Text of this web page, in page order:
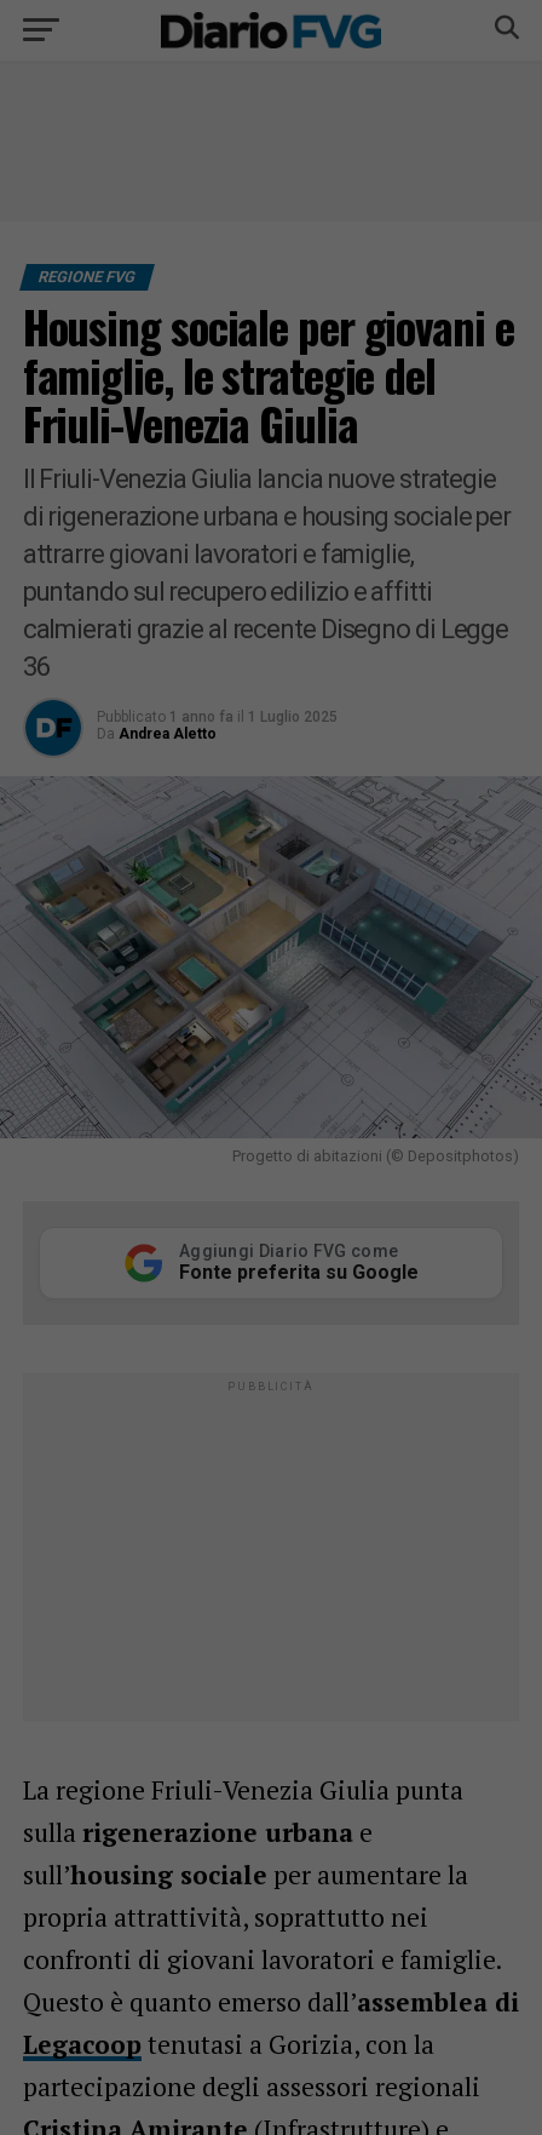
REGIONE FVG
Housing sociale per giovani e
famiglie, le strategie del
Friuli-Venezia Giulia
Il Friuli-Venezia Giulia lancia nuove strategie
di rigenerazione urbana e housing sociale per
attrarre giovani lavoratori e famiglie,
puntando sul recupero edilizio e affitti
calmierati grazie al recente Disegno di Legge
36
Pubblicato 1 anno fa il 1 Luglio 2025
Da Andrea Aletto
Progetto di abitazioni (© Depositphotos)
Aggiungi Diario FVG come
Fonte preferita su Google
La regione Friuli-Venezia Giulia punta
sulla rigenerazione urbanae
sull’housing sociale per aumentare la
propria attrattività, soprattutto nei
confronti di giovani lavoratori e famiglie.
Questo è quanto emerso dall’assemblea di
Legacoop tenutasi a Gorizia, con la
partecipazione degli assessori regionali